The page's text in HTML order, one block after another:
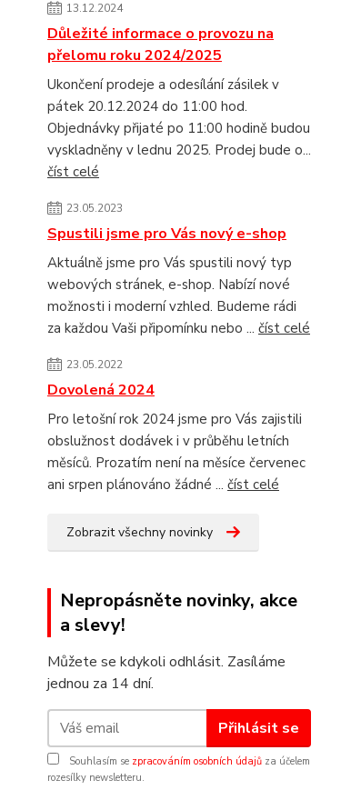
13.12.2024
Důležité informace o provozu na
přelomu roku 2024/2025
Ukončení prodeje a odesílání zásilek v
pátek 20.12.2024 do 11:00 hod.
Objednávky přijaté po 11:00 hodině budou
vyskladněny v lednu 2025. Prodej bude o...
číst celé
23.05.2023
Spustili jsme pro Vás nový e-shop
Aktuálně jsme pro Vás spustili nový typ
webových stránek, e-shop. Nabízí nové
možnosti i moderní vzhled. Budeme rádi
za každou Vaši připomínku nebo ... číst celé
23.05.2022
Dovolená 2024
Pro letošní rok 2024 jsme pro Vás zajistili
obslužnost dodávek i v průběhu letních
měsíců. Prozatím není na měsíce červenec
ani srpen plánováno žádné ... číst celé
Zobrazit všechny novinky
Nepropásněte novinky, akce
a slevy!
Můžete se kdykoli odhlásit. Zasíláme
jednou za 14 dní.
Přihlásit se
Souhlasím se zpracováním osobních údajů za účelem
rozesílky newsletteru.